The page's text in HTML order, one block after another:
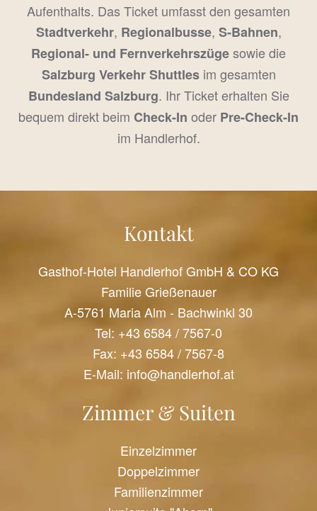
Aufenthalts. Das Ticket umfasst den gesamten
Stadtverkehr, Regionalbusse, S-Bahnen,
Regional- und Fernverkehrszügesowie die
Salzburg Verkehr Shuttlesim gesamten
Bundesland Salzburg. Ihr Ticket erhalten Sie
bequem direkt beim Check-In oder Pre-Check-In
im Handlerhof.
Kontakt
Gasthof-Hotel Handlerhof GmbH & CO KG
Familie Grießenauer
A-5761 Maria Alm - Bachwinkl 30
Tel: +43 6584 / 7567-0
Fax: +43 6584 / 7567-8
E-Mail: info@handlerhof.at
Zimmer & Suiten
Einzelzimmer
Doppelzimmer
Familienzimmer